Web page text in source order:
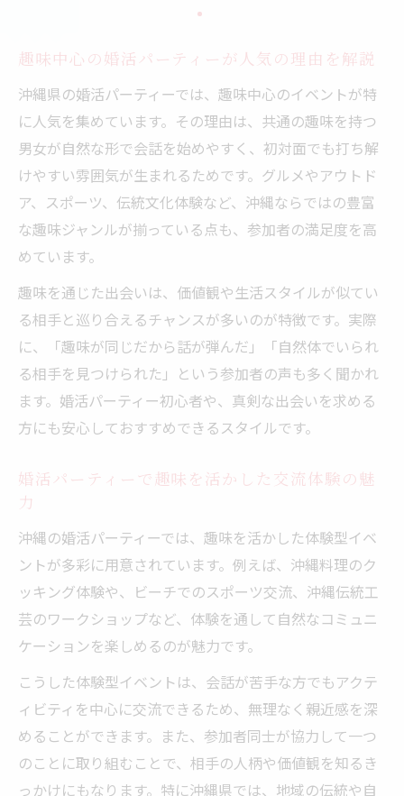
趣味中心の婚活パーティーが人気の理由を解説
沖縄県の婚活パーティーでは、趣味中心のイベントが特
に人気を集めています。その理由は、共通の趣味を持つ
男女が自然な形で会話を始めやすく、初対面でも打ち解
けやすい雰囲気が生まれるためです。グルメやアウトド
ア、スポーツ、伝統文化体験など、沖縄ならではの豊富
な趣味ジャンルが揃っている点も、参加者の満足度を高
めています。
趣味を通じた出会いは、価値観や生活スタイルが似てい
る相手と巡り合えるチャンスが多いのが特徴です。実際
に、「趣味が同じだから話が弾んだ」「自然体でいられ
る相手を見つけられた」という参加者の声も多く聞かれ
ます。婚活パーティー初心者や、真剣な出会いを求める
方にも安心しておすすめできるスタイルです。
婚活パーティーで趣味を活かした交流体験の魅
力
沖縄の婚活パーティーでは、趣味を活かした体験型イベ
ントが多彩に用意されています。例えば、沖縄料理のク
ッキング体験や、ビーチでのスポーツ交流、沖縄伝統工
芸のワークショップなど、体験を通して自然なコミュニ
ケーションを楽しめるのが魅力です。
こうした体験型イベントは、会話が苦手な方でもアクテ
ィビティを中心に交流できるため、無理なく親近感を深
めることができます。また、参加者同士が協力して一つ
のことに取り組むことで、相手の人柄や価値観を知るき
っかけにもなります。特に沖縄県では、地域の伝統や自